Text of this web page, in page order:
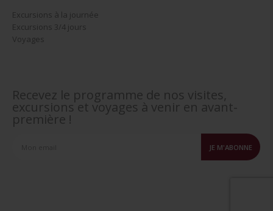
Excursions à la journée
Excursions 3/4 jours
Voyages
Recevez le programme de nos visites,
excursions et voyages à venir en avant-
première !